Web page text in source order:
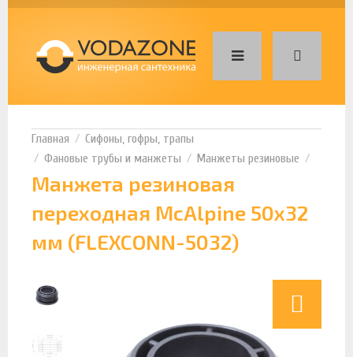
Сифоны, гофры, трапы
Фановые трубы и манжеты
Манжеты резиновые
Манжета резиновая
переходная McAlpine 50x32
мм (FLEXCONN-5032)